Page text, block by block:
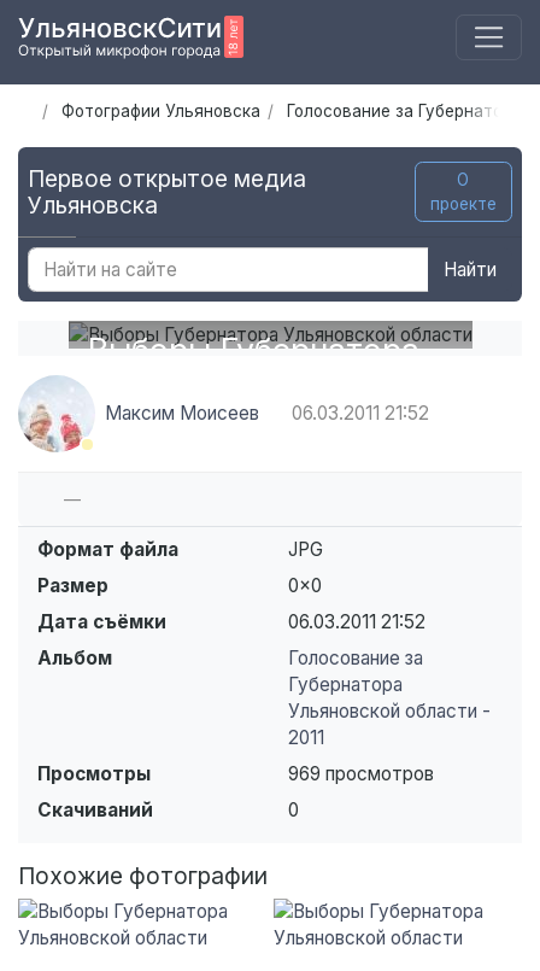
Фотографии Ульяновска Голосование за Губернатора
Первое открытое медиа
Ульяновска
О
проекте
Найти
Выборы Губернатора
Ульяновской области
Максим Моисеев 06.03.2011 21:52
—
Формат файла
JPG
Размер
0×0
Дата съёмки
06.03.2011 21:52
Альбом
Голосование за
Губернатора
Ульяновской области -
2011
Просмотры
969 просмотров
Скачиваний
0
Похожие фотографии